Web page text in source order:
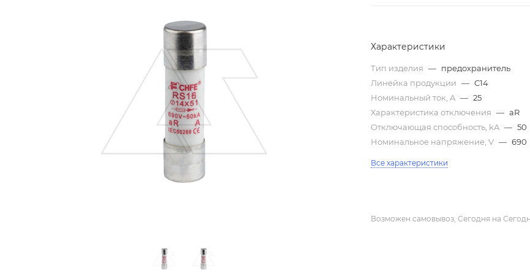
Характеристики
Тип изделия — предохранитель
Линейка продукции — C14
Номинальный ток, A — 25
Характеристика отключения — aR
Отключающая способность, kA — 50
Номинальное напряжение, V — 690
Все характеристики
Возможен самовывоз, Сегодня на